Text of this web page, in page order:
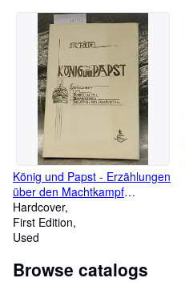
Feuerversicherungscasse in
die 1.Classe eingereihten
Stein-Dach-Pappen zum
Eindecken der Dächer
König und Papst - Erzählungen
über den Machtkampf
zwischen König Philipp IV. von
Frankreich und Papst
Bonifatius VIII., und über
Geschichtliches und
Hardcover
First Edition
Used
Browse catalogs